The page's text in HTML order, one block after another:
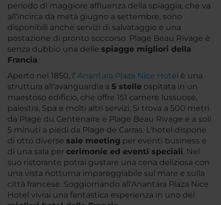
periodo di maggiore affluenza della spiaggia, che va
all'incirca da metà giugno a settembre, sono
disponibili anche servizi di salvataggio e una
postazione di pronto soccorso. Plage Beau Rivage è
senza dubbio una delle spiagge migliori della
Francia.
Aperto nel 1850, l’ Anantara Plaza Nice Hotel è una
struttura all'avanguardia a 5 stelle ospitata in un
maestoso edificio, che offre 151 camere lussuose,
palestra, Spa e molti altri servizi. Si trova a 500 metri
da Plage du Centenaire e Plage Beau Rivage e a soli
5 minuti a piedi da Plage de Carras. L'hotel dispone
di otto diverse sale meeting per eventi business e
di una sala per cerimonie ed eventi speciali. Nel
suo ristorante potrai gustare una cena deliziosa con
una vista notturna impareggiabile sul mare e sulla
città francese. Soggiornando all'Anantara Plaza Nice
Hotel vivrai una fantastica esperienza in uno dei